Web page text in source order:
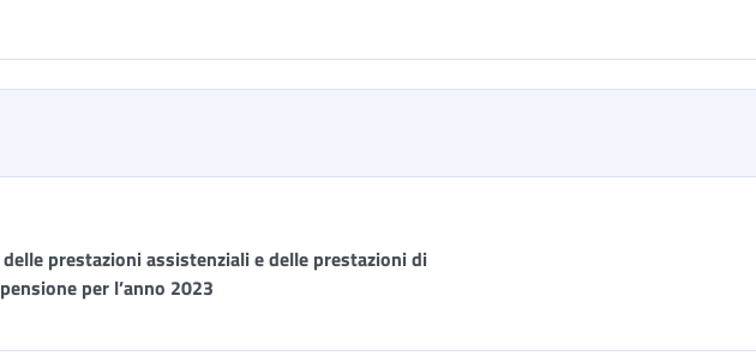
prestazioni assistenziali e delle prestazioni di
per l’anno 2023